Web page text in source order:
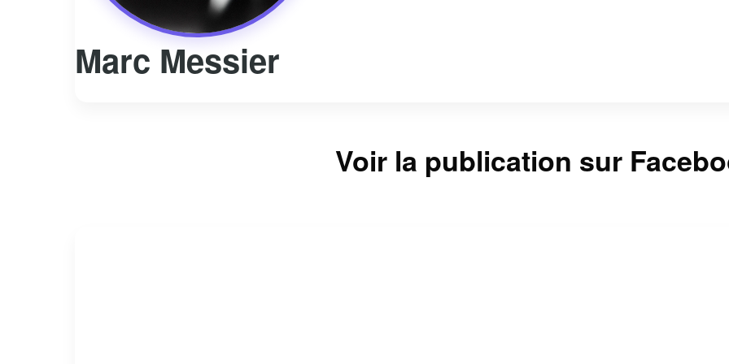
Marc Messier
Voir la publication sur